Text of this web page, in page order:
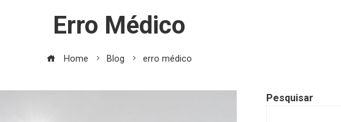
Erro Médico
Home Blog erro médico
Pesquisar